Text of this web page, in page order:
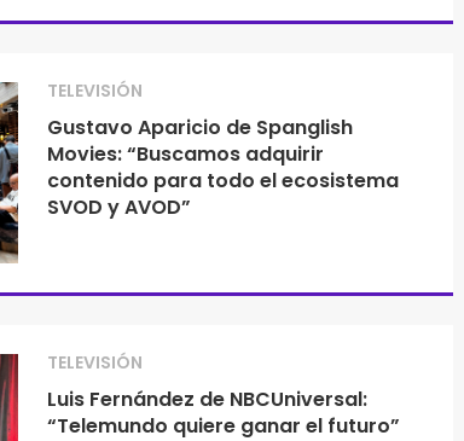
TELEVISIÓN
Gustavo Aparicio de Spanglish
Movies: “Buscamos adquirir
contenido para todo el ecosistema
SVOD y AVOD”
TELEVISIÓN
Luis Fernández de NBCUniversal:
“Telemundo quiere ganar el futuro”